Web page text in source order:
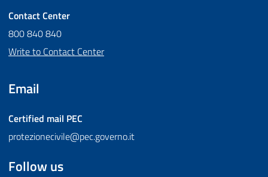
Contact Center
800 840 840
Write to Contact Center
Email
Certified mail PEC
protezionecivile@pec.governo.it
Follow us